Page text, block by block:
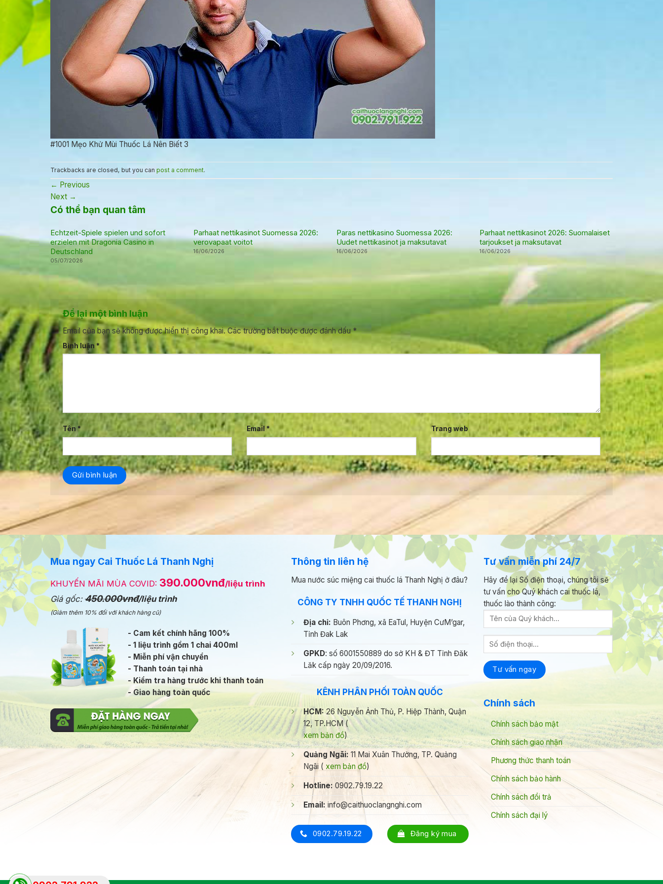
#1001 Mẹo Khử Mùi Thuốc Lá Nên Biết 3
Trackbacks are closed, but you can post a comment.
← Previous
Next →
Có thể bạn quan tâm
Echtzeit-Spiele spielen und sofort
erzielen mit Dragonia Casino in
Deutschland
05/07/2026
Parhaat nettikasinot Suomessa 2026:
verovapaat voitot
16/06/2026
Paras nettikasino Suomessa 2026:
Uudet nettikasinot ja maksutavat
16/06/2026
Parhaat nettikasinot 2026: Suomalaiset
tarjoukset ja maksutavat
16/06/2026
Để lại một bình luận
Email của bạn sẽ không được hiển thị công khai. Các trường bắt buộc được đánh dấu*
Bình luận *
Tên * Email * Trang web
Mua ngay Cai Thuốc Lá Thanh Nghị
KHUYẾN MÃI MÙA COVID: 390.000vnđ/liệu trình
Giá gốc: 450.000vnđ/liệu trình
(Giảm thêm 10% đối với khách hàng cũ)
- Cam kết chính hãng 100%
- 1 liệu trình gồm 1 chai 400ml
- Miễn phí vận chuyển
- Thanh toán tại nhà
- Kiểm tra hàng trước khi thanh toán
- Giao hàng toàn quốc
Thông tin liên hệ
Mua nước súc miệng cai thuốc lá Thanh Nghị ở đâu?
CÔNG TY TNHH QUỐC TẾ THANH NGHỊ
Địa chỉ: Buôn Phơng, xã EaTul, Huyện CưM’gar,
Tỉnh Đak Lak
GPKD: số 6001550889 do sở KH & ĐT Tỉnh Đăk
Lăk cấp ngày 20/09/2016.
KÊNH PHÂN PHỐI TOÀN QUỐC
HCM:26 Nguyễn Ảnh Thủ, P. Hiệp Thành, Quận
12, TP.HCM (
xem bản đồ)
Quảng Ngãi: 11 Mai Xuân Thưởng, TP. Quảng
Ngãi ( xem bản đồ)
Hotline: 0902.79.19.22
Email: info@caithuoclangnghi.com
0902.79.19.22 Đăng ký mua
Tư vấn miễn phí 24/7
Hãy để lại Số điện thoại, chúng tôi sẽ
tư vấn cho Quý khách cai thuốc lá,
thuốc lào thành công:
Chính sách
Chính sách bảo mật
Chính sách giao nhận
Phương thức thanh toán
Chính sách bảo hành
Chính sách đổi trả
Chính sách đại lý